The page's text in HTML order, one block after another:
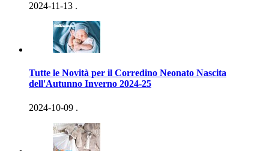
2024-11-13 .
Tutte le Novità per il Corredino Neonato Nascita
dell'Autunno Inverno 2024-25
2024-10-09 .